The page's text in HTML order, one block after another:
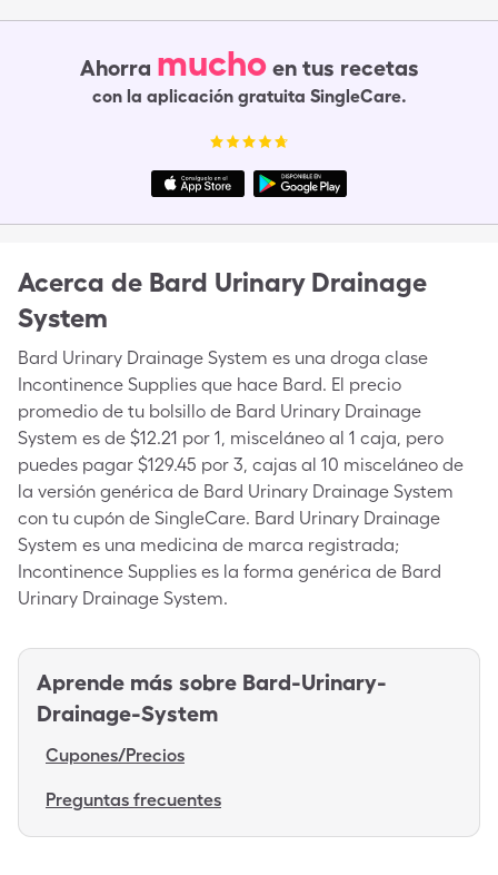
Ahorra mucho en tus recetas
con la aplicación gratuita SingleCare.
Acerca de Bard Urinary Drainage
System
Bard Urinary Drainage System es una droga clase
Incontinence Supplies que hace Bard. El precio
promedio de tu bolsillo de Bard Urinary Drainage
System es de $12.21 por 1, misceláneo al 1 caja, pero
puedes pagar $129.45 por 3, cajas al 10 misceláneo de
la versión genérica de Bard Urinary Drainage System
con tu cupón de SingleCare. Bard Urinary Drainage
System es una medicina de marca registrada;
Incontinence Supplies es la forma genérica de Bard
Urinary Drainage System.
Aprende más sobre Bard-Urinary-
Drainage-System
Cupones/Precios
Preguntas frecuentes